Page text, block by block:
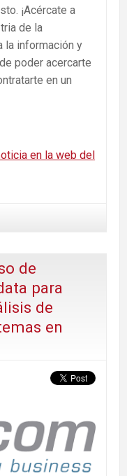
¡Acércate a
de la
la información y
poder acercarte
en un
en la web del
de
para
de
en